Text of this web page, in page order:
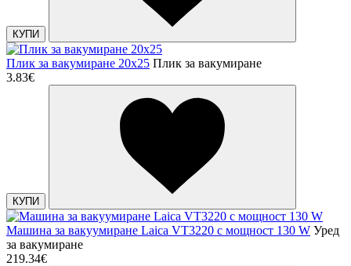
КУПИ
Плик за вакумиране 20х25 Плик за вакумиране
3.83€
КУПИ
Машина за вакуумиране Laica VT3220 с мощност 130 W Уред
за вакумиране
219.34€